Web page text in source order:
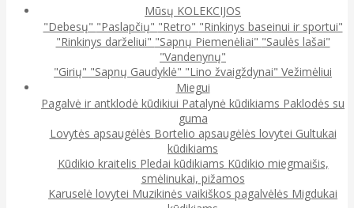
Mūsų KOLEKCIJOS
"Debesų" "Paslapčių" "Retro" "Rinkinys baseinui ir sportui"
"Rinkinys darželiui" "Sapnų Piemenėliai" "Saulės lašai"
"Vandenynų"
"Girių" "Sapnų Gaudyklė" "Lino žvaigždynai" Vežimėliui
Miegui
Pagalvė ir antklodė kūdikiui Patalynė kūdikiams Paklodės su
guma
Lovytės apsaugėlės Bortelio apsaugėlės lovytei Gultukai
kūdikiams
Kūdikio kraitelis Pledai kūdikiams Kūdikio miegmaišis,
smėlinukai, pižamos
Karuselė lovytei Muzikinės vaikiškos pagalvėlės Migdukai